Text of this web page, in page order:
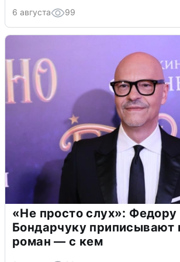
6 августа 99
«Не просто слух»: Федору
Бондарчуку приписывают
роман — с кем